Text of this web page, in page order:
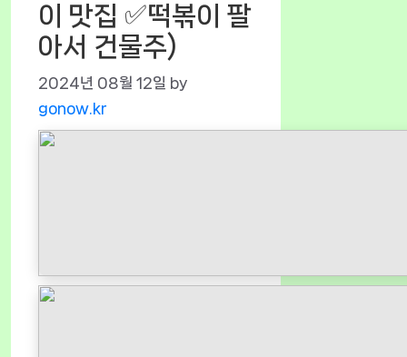
이 맛집 ✅떡볶이 팔
아서 건물주)
2024년 08월 12일 by
gonow.kr